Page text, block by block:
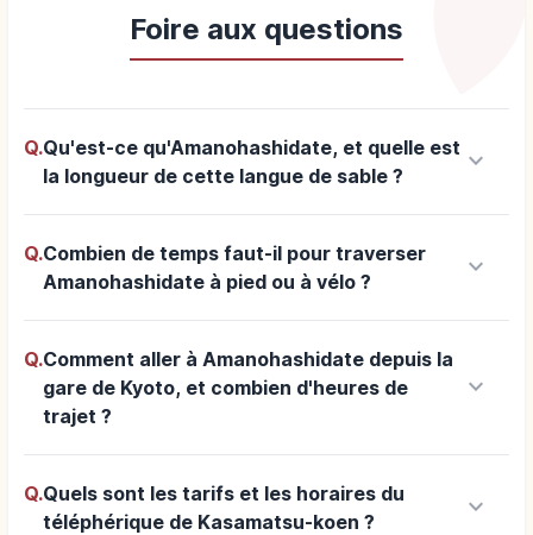
Foire aux questions
Q.Qu'est-ce qu'Amanohashidate, et quelle est
la longueur de cette langue de sable ?
keyboard_arrow_down
Q.Combien de temps faut-il pour traverser
Amanohashidate à pied ou à vélo ?
keyboard_arrow_down
Q.Comment aller à Amanohashidate depuis la
gare de Kyoto, et combien d'heures de
trajet ?
keyboard_arrow_down
Q.Quels sont les tarifs et les horaires du
téléphérique de Kasamatsu-koen ?
keyboard_arrow_down